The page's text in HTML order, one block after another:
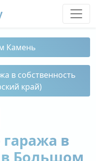
Камень
в собственность
край)
в
в Большом